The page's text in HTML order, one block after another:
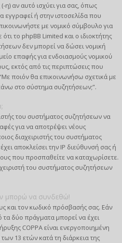
η) αν αυτό ισχύει για σας, όπως
εγγραφεί ή στην ιστοσελίδα που
με νομικό σύμβουλο για
το phpBB Limited και ο ιδιοκτήτης
δεν μπορεί να δώσει νομική
επαφής για ενδοιασμούς νομικού
εκτός από τις περιπτώσεις που
ποιόν θα επικοινωνήσω σχετικά με
στο σύστημα συζητήσεων;”.
του συστήματος συζητήσεων να
για να αποτρέψει νέους
διαχειριστής του συστήματος
αποκλείσει την IP διεύθυνσή σας ή
που προσπαθείτε να καταχωρίσετε.
του συστήματος συζητήσεων
μπορώ να συνδεθώ!
και τον κωδικό πρόσβασής σας. Εάν
τα δύο πράγματα μπορεί να έχει
COPPA είναι ενεργοποιημένη
των 13 ετών κατά τη διάρκεια της